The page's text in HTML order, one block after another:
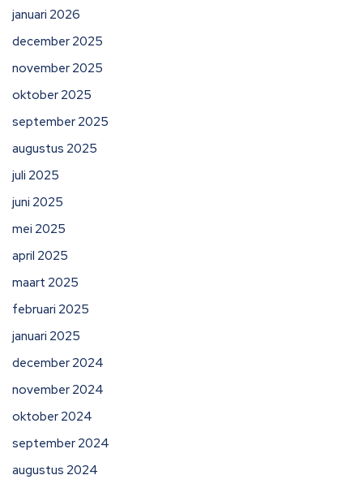
januari 2026
december 2025
november 2025
oktober 2025
september 2025
augustus 2025
juli 2025
juni 2025
mei 2025
april 2025
maart 2025
februari 2025
januari 2025
december 2024
november 2024
oktober 2024
september 2024
augustus 2024